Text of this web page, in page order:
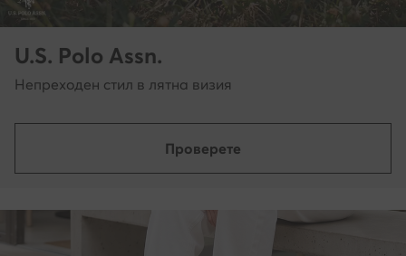
U.S. Polo Assn.
Непреходен стил в лятна визия
Проверете